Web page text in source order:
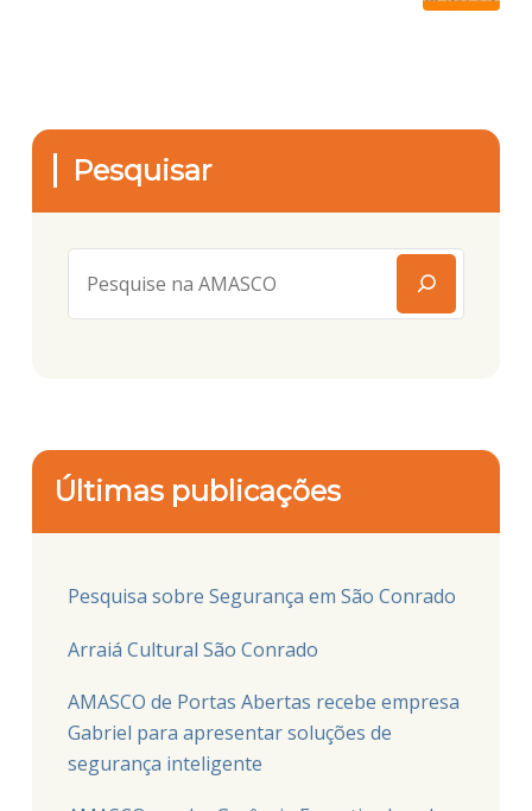
Pesquisar
Últimas publicações
Pesquisa sobre Segurança em São Conrado
Arraiá Cultural São Conrado
AMASCO de Portas Abertas recebe empresa
Gabriel para apresentar soluções de
segurança inteligente